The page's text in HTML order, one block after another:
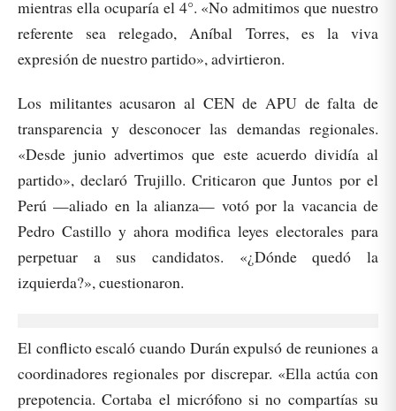
mientras ella ocuparía el 4°. «No admitimos que nuestro
referente sea relegado, Aníbal Torres, es la viva
expresión de nuestro partido», advirtieron.
Los militantes acusaron al CEN de APU de falta de
transparencia y desconocer las demandas regionales.
«Desde junio advertimos que este acuerdo dividía al
partido», declaró Trujillo. Criticaron que Juntos por el
Perú —aliado en la alianza— votó por la vacancia de
Pedro Castillo y ahora modifica leyes electorales para
perpetuar a sus candidatos. «¿Dónde quedó la
izquierda?», cuestionaron.
El conflicto escaló cuando Durán expulsó de reuniones a
coordinadores regionales por discrepar. «Ella actúa con
prepotencia. Cortaba el micrófono si no compartías su